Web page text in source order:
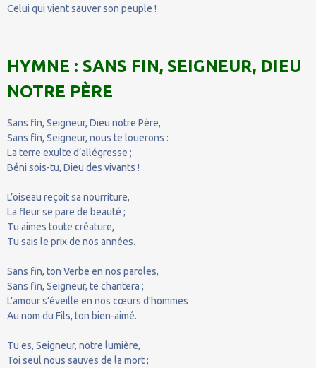
Celui qui vient sauver son peuple !
HYMNE : SANS FIN, SEIGNEUR, DIEU
NOTRE PÈRE
Sans fin, Seigneur, Dieu notre Père,
Sans fin, Seigneur, nous te louerons :
La terre exulte d’allégresse ;
Béni sois-tu, Dieu des vivants !
L’oiseau reçoit sa nourriture,
La fleur se pare de beauté ;
Tu aimes toute créature,
Tu sais le prix de nos années.
Sans fin, ton Verbe en nos paroles,
Sans fin, Seigneur, te chantera ;
L’amour s’éveille en nos cœurs d’hommes
Au nom du Fils, ton bien-aimé.
Tu es, Seigneur, notre lumière,
Toi seul nous sauves de la mort ;